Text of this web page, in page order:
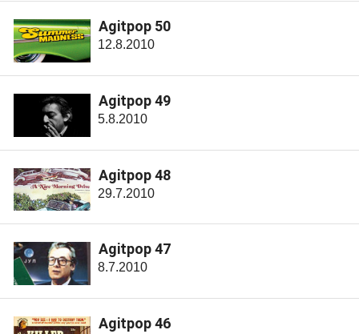
Agitpop 50
12.8.2010
Agitpop 49
5.8.2010
Agitpop 48
29.7.2010
Agitpop 47
8.7.2010
Agitpop 46